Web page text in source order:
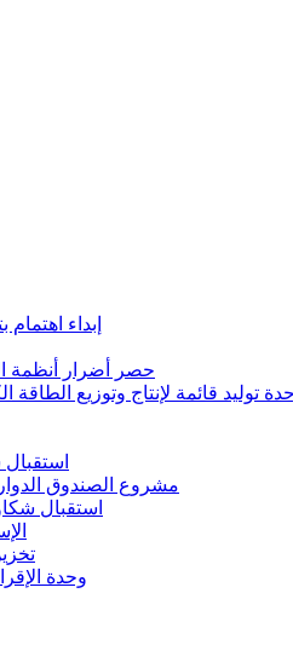
إبداء
حصر أضرار أنظمة
توليد قائمة لإنتاج وتوزيع الطاقة
مشروع الصندوق
استقبال
وحدة